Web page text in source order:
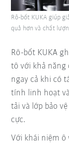
Rô-bốt KUKA
tô với khả năng
ngay cả khi có
tính linh hoạt
tải và lớp bảo
cực.
Với khái niệm
Rô-bốt KUKA giúp
quả hơn và chất